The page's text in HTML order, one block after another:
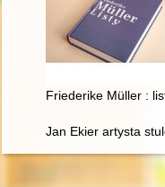
Friederike Müller :
Jan Ekier artysta